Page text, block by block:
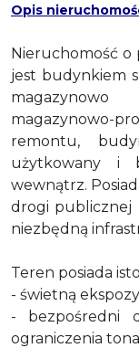
Opis
Nieruchomość o
jest budynkiem
magazynowo-
remontu,
użytkowany i
wewnątrz.
drogi publicznej
niezbędną
Teren posiada
- świetną
- bezpośredni
ograniczenia